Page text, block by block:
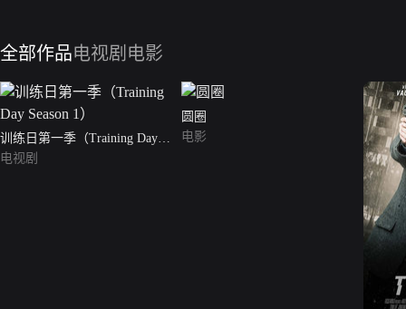
全部作品电视剧 电影
训练日第一季（Training Day
Season 1）
电视剧
圆圈
电影